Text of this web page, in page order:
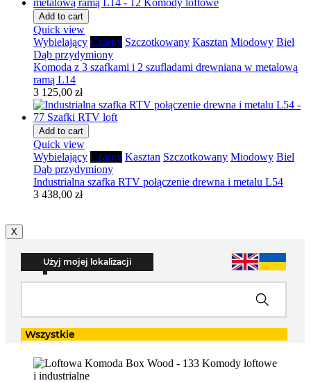
Add to cart
Quick view
Wybielający Czarny Szczotkowany Kasztan Miodowy Biel
Dąb przydymiony
Komoda z 3 szafkami i 2 szufladami drewniana w metalową
ramą L14
3 125,00 zł
Add to cart
Quick view
Wybielający Czarny Kasztan Szczotkowany Miodowy Biel
Dąb przydymiony
Industrialna szafka RTV połączenie drewna i metalu L54
3 438,00 zł
X